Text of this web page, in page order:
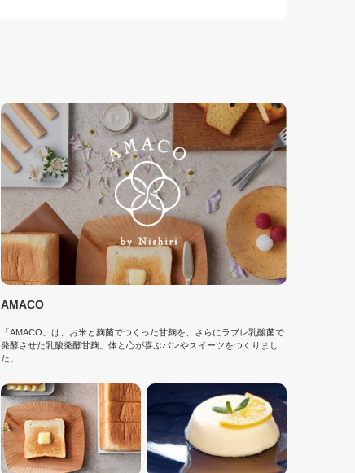
AMACO
「AMACO」は、お米と麹菌でつくった甘麹を、さらにラブレ乳酸菌で
発酵させた乳酸発酵甘麹。体と心が喜ぶパンやスイーツをつくりまし
た。